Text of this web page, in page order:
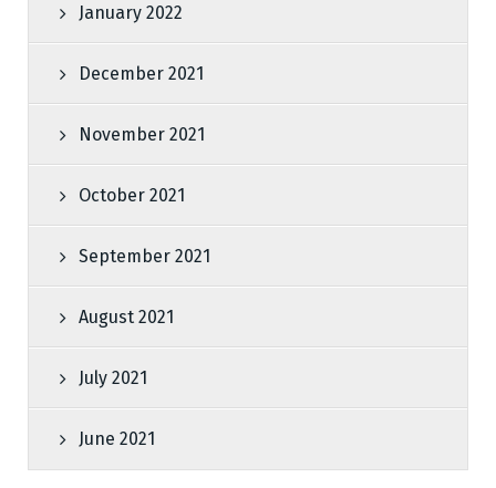
January 2022
December 2021
November 2021
October 2021
September 2021
August 2021
July 2021
June 2021